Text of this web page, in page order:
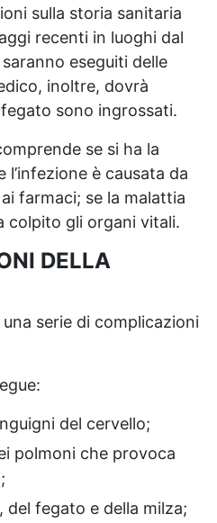
sulla storia sanitaria
recenti in luoghi dal
eseguiti delle
inoltre, dovrà
sono ingrossati.
se si ha la
l’infezione è causata da
farmaci; se la malattia
colpito gli organi vitali.
DELLA
serie di complicazioni
del cervello;
polmoni che provoca
del fegato e della milza;